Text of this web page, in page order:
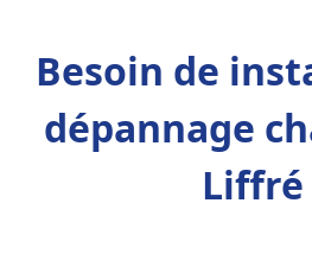
Besoin de
dépannage
Liffré